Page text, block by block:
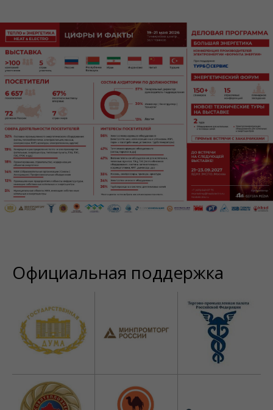
Официальная поддержка